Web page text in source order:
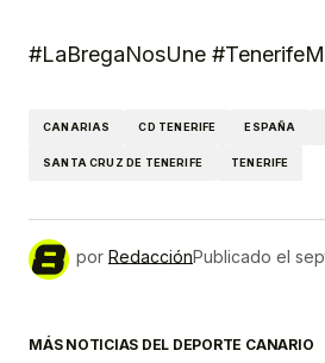
#LaBregaNosUne
CANARIAS CD TENERIFE ESPAÑA
SANTA CRUZ DE TENERIFE TENERIFE
por RedacciónPublicado el
MÁS NOTICIAS DEL DEPORTE CANARIO